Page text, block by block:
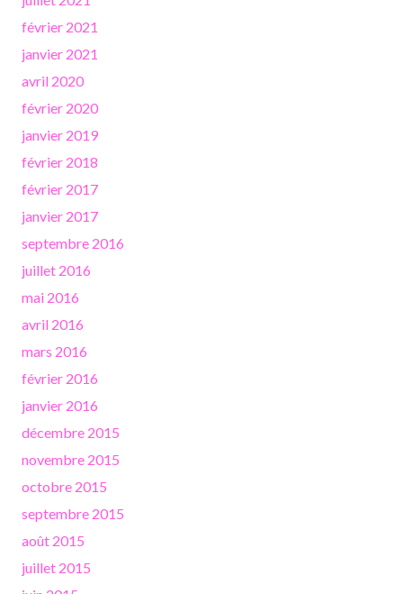
février 2021
janvier 2021
avril 2020
février 2020
janvier 2019
février 2018
février 2017
janvier 2017
septembre 2016
juillet 2016
mai 2016
avril 2016
mars 2016
février 2016
janvier 2016
décembre 2015
novembre 2015
octobre 2015
septembre 2015
août 2015
juillet 2015